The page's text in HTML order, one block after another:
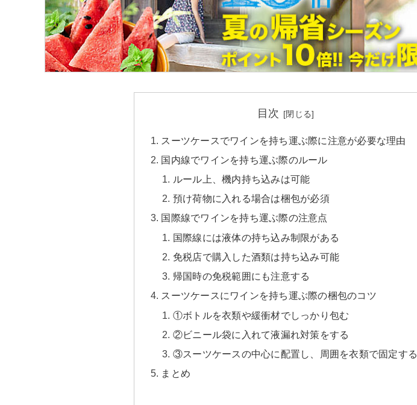
目次
スーツケースでワインを持ち運ぶ際に注意が必要な理由
国内線でワインを持ち運ぶ際のルール
ルール上、機内持ち込みは可能
預け荷物に入れる場合は梱包が必須
国際線でワインを持ち運ぶ際の注意点
国際線には液体の持ち込み制限がある
免税店で購入した酒類は持ち込み可能
帰国時の免税範囲にも注意する
スーツケースにワインを持ち運ぶ際の梱包のコツ
①ボトルを衣類や緩衝材でしっかり包む
②ビニール袋に入れて液漏れ対策をする
③スーツケースの中心に配置し、周囲を衣類で固定する
まとめ